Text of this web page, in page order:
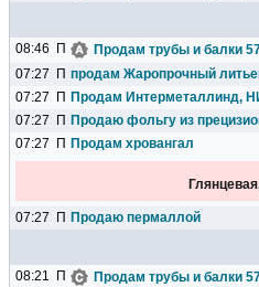
08:46 П Продам трубы и балки
07:27
П продам Жаропрочный
07:27
П Продам Интерметаллинд,
07:27
П Продаю фольгу из
07:27
П Продам хровангал
07:27 П Продаю пермаллой
08:21 П Продам трубы и балки